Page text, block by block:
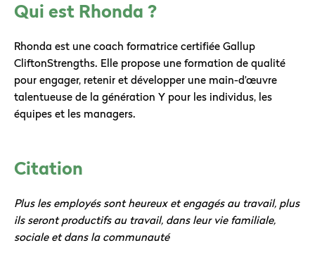
Qui est Rhonda ?
Rhonda est une coach formatrice certifiée Gallup
CliftonStrengths. Elle propose une formation de qualité
pour engager, retenir et développer une main-d’œuvre
talentueuse de la génération Y pour les individus, les
équipes et les managers.
Citation
Plus les employés sont heureux et engagés au travail, plus
ils seront productifs au travail, dans leur vie familiale,
sociale et dans la communauté